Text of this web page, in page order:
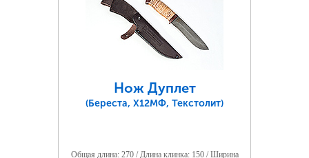
Нож Дуплет
(Береста, Х12МФ, Текстолит)
Общая длина: 270 / Длина клинка: 150 / Ширина